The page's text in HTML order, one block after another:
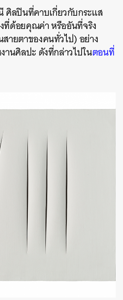
ศิลปินที่คาบเกี่ยวกับกระแส
ที่ด้อยคุณค่า หรืออันที่จริง
ายตาของคนทั่วไป) อย่าง
านศิลปะ ดังที่กล่าวไปในตอนที่